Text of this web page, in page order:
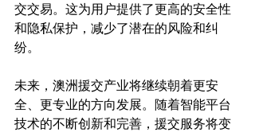
交交易。这为用户提供了更高的安全性
和隐私保护，减少了潜在的风险和纠
纷。
未来，澳洲援交产业将继续朝着更安
全、更专业的方向发展。随着智能平台
技术的不断创新和完善，援交服务将变